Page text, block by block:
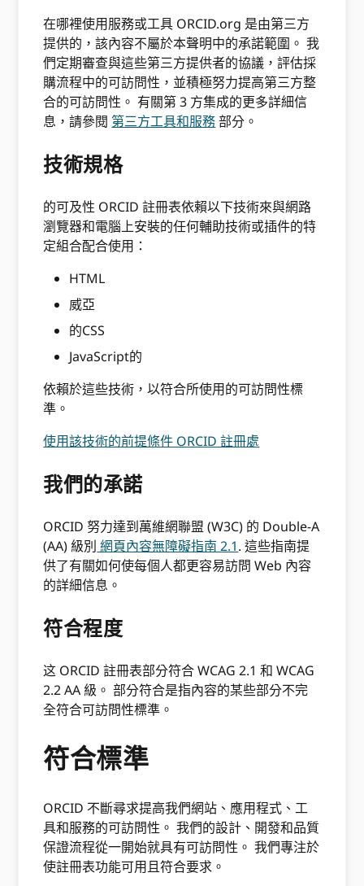
在哪裡使用服務或工具 ORCID.org 是由第三方
提供的，該內容不屬於本聲明中的承諾範圍。 我
們定期審查與這些第三方提供者的協議，評估採
購流程中的可訪問性，並積極努力提高第三方整
合的可訪問性。 有關第 3 方集成的更多詳細信
息，請參閱第三方工具和服務部分。
技術規格
的可及性 ORCID 註冊表依賴以下技術來與網路
瀏覽器和電腦上安裝的任何輔助技術或插件的特
定組合配合使用：
HTML
威亞
的CSS
JavaScript的
依賴於這些技術，以符合所使用的可訪問性標
準。
使用該技術的前提條件 ORCID 註冊處
我們的承諾
ORCID 努力達到萬維網聯盟 (W3C) 的 Double-A
(AA) 級別 網頁內容無障礙指南 2.1. 這些指南提
供了有關如何使每個人都更容易訪問 Web 內容
的詳細信息。
符合程度
这 ORCID 註冊表部分符合 WCAG 2.1 和 WCAG
2.2 AA 級。 部分符合是指內容的某些部分不完
全符合可訪問性標準。
符合標準
ORCID 不斷尋求提高我們網站、應用程式、工
具和服務的可訪問性。 我們的設計、開發和品質
保證流程從一開始就具有可訪問性。 我們專注於
使註冊表功能可用且符合要求。